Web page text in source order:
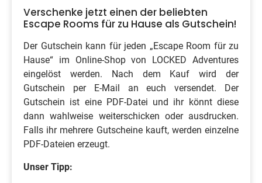
Verschenke jetzt einen der beliebten
Escape Rooms für zu Hause als Gutschein!
Der Gutschein kann für jeden „Escape Room für zu
Hause“ im Online-Shop von LOCKED Adventures
eingelöst werden. Nach dem Kauf wird der
Gutschein per E-Mail an euch versendet. Der
Gutschein ist eine PDF-Datei und ihr könnt diese
dann wahlweise weiterschicken oder ausdrucken.
Falls ihr mehrere Gutscheine kauft, werden einzelne
PDF-Dateien erzeugt.
Unser Tipp: